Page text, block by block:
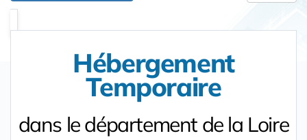
Hébergement
Temporaire
dans le département de la Loire